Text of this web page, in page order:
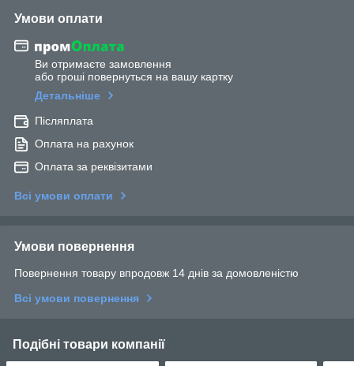
Умови оплати
Ви отримаєте замовлення
або гроші повернуться на вашу картку
Детальніше
Післяплата
Оплата на рахунок
Оплата за реквізитами
Всі умови оплати
Умови повернення
Повернення товару впродовж 14 днів за домовленістю
Всі умови повернення
Подібні товари компанії